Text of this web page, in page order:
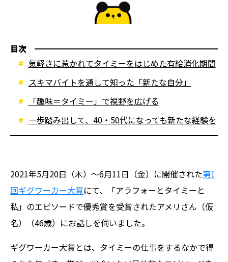
目次
気軽さに惹かれてタイミーをはじめた有給消化期間
スキマバイトを通して知った「新たな自分」
「趣味＝タイミー」で視野を広げる
一歩踏み出して、40・50代になっても新たな経験を
2021年5月20日（木）〜6月11日（金）に開催された第1
回ギグワーカー大賞にて、「アラフォーとタイミーと
私」のエピソードで優秀賞を受賞されたアメリさん（仮
名）（46歳）にお話しを伺いました。
ギグワーカー大賞とは、タイミーの仕事をするなかで得